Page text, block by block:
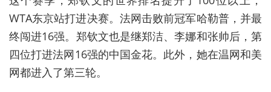
WTA东京站打进决赛。法网击败前冠军哈勒普，并最
终闯进16强。郑钦文也是继郑洁、李娜和张帅后，第
四位打进法网16强的中国金花。此外，她在温网和美
网都进入了第三轮。